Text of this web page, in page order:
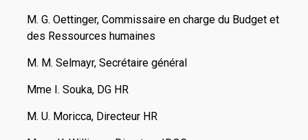
M. G. Oettinger, Commissaire en charge du Budget et
des Ressources humaines
M. M. Selmayr, Secrétaire général
Mme I. Souka, DG HR
M. U. Moricca, Directeur HR